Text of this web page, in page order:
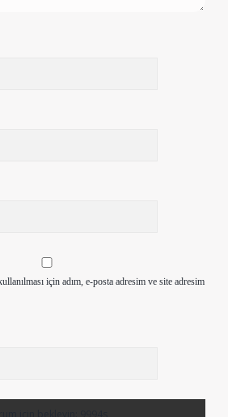
için adım, e-posta adresim ve site adresim